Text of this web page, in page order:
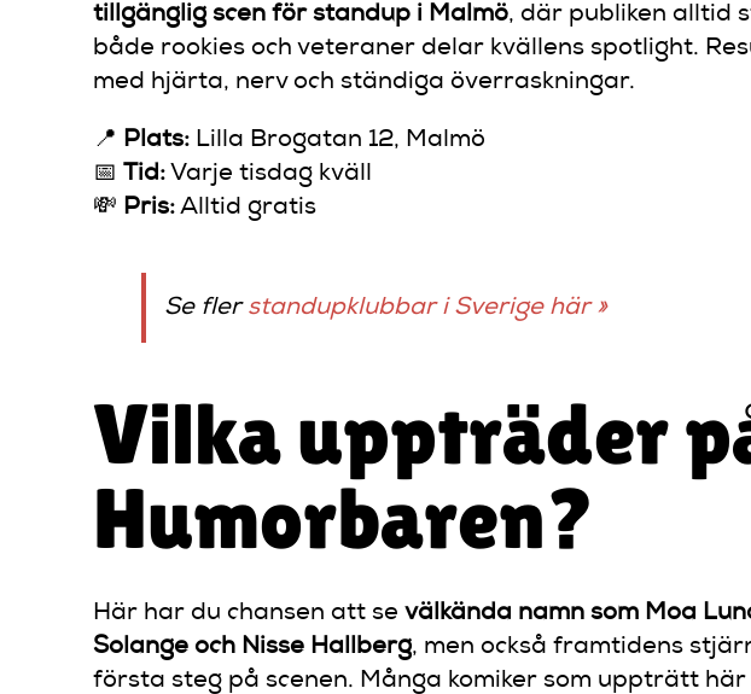
tillgänglig scen för standup i Malmö, där publiken alltid
både rookies och veteraner delar kvällens spotlight.
med hjärta, nerv och ständiga överraskningar.
📍 Plats:Lilla Brogatan 12, Malmö
📅 Tid:Varje tisdag kväll
💸 Pris:Alltid gratis
Se fler standupklubbar i Sverige här »
Vilka uppträder
Humorbaren?
Här har du chansen att se välkända namn som Moa
Solange och Nisse Hallberg, men också framtidens
första steg på scenen. Många komiker som uppträtt